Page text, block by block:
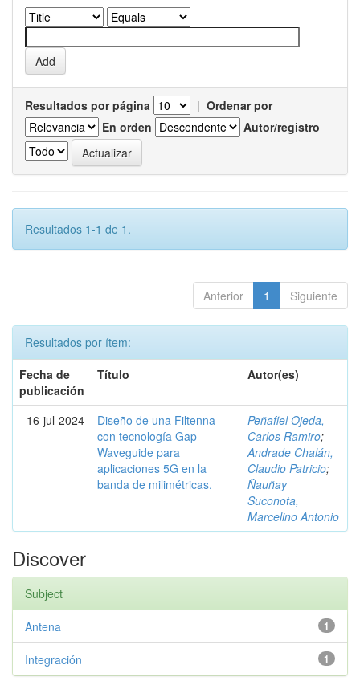
Resultados por página | Ordenar por
En orden
Autor/registro
Resultados 1-1 de 1.
Anterior 1 Siguiente
Resultados por ítem:
Fecha de
publicación
Título Autor(es)
16-jul-2024
Diseño de una Filtenna
con tecnología Gap
Waveguide para
aplicaciones 5G en la
banda de milimétricas.
Peñafiel Ojeda,
Carlos Ramiro;
Andrade Chalán,
Claudio Patricio;
Ñauñay
Suconota,
Marcelino Antonio
Discover
Subject
1
Antena
1
Integración